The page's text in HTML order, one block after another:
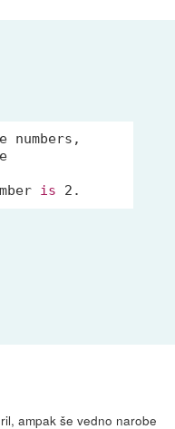
is 2.
ampak še vedno narobe